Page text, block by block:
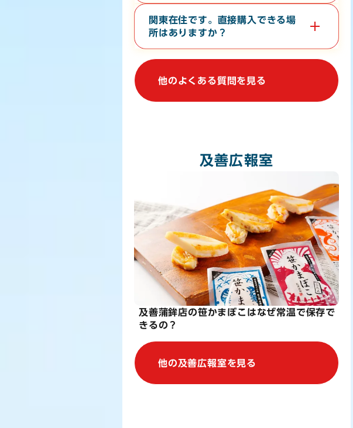
店舗からの地方発送（クロネコヤマト便）、熨斗（の
し）の対応も行なっております。
関東在住です。直接購入できる場
所はありますか？
関東地方で常時販売している店舗はございませんが、不
定期で上野駅や大宮駅での物産展に出店しております。
ます。
他のよくある質問を見る
及善広報室
及善蒲鉾店の笹かまぼこはなぜ常温で保存で
きるの？
他の及善広報室を見る